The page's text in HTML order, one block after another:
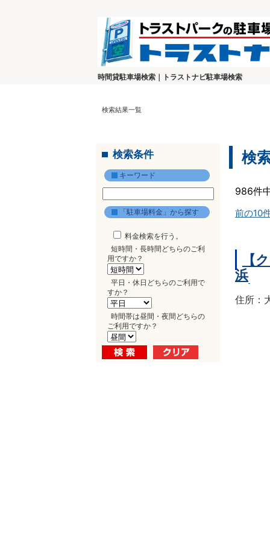
時間貸駐車場検索｜トラストナビ駐車場検索
検索結果一覧
検索条件
キーワード
「駐車場料金」から探す
料金検索を行う。
短時間・長時間どちらのご利
用ですか？
平日・休日どちらのご利用で
すか？
時間帯は昼間・夜間どちらの
ご利用ですか？
検
986件
前の10
【
浜
住所：